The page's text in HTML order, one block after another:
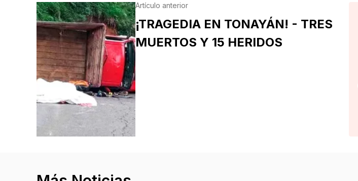
Artículo anterior
¡TRAGEDIA EN TONAYÁN! - TRES
MUERTOS Y 15 HERIDOS